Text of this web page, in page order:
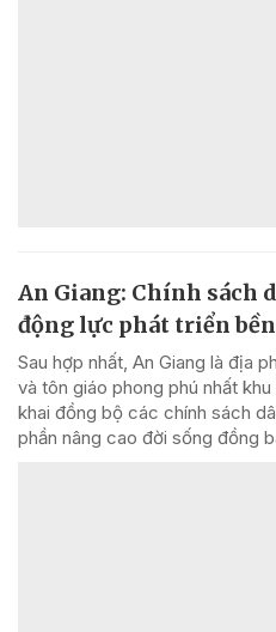
An Giang: Chính sách
động lực phát triển
Sau hợp nhất, An Giang là địa
và tôn giáo phong phú nhất
khai đồng bộ các chính sách
phần nâng cao đời sống đồng